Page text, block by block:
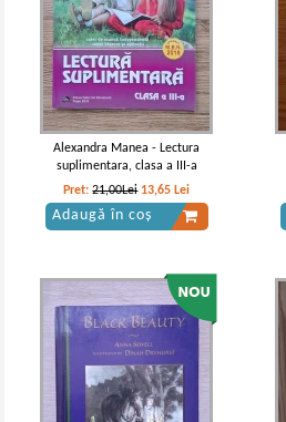
Alexandra Manea - Lectura
suplimentara, clasa a III-a
Pret:21,00Lei 13,65 Lei
Adaugă în coș